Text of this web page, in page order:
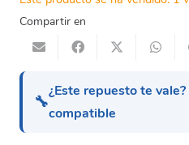
Compartir en
🔧
¿Este repuesto te
compatible